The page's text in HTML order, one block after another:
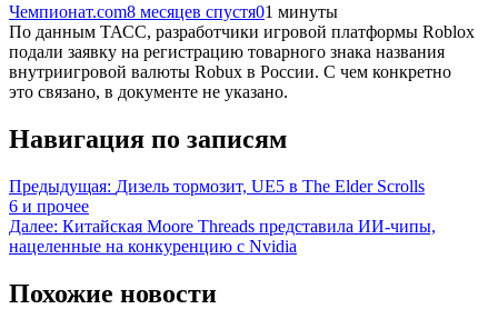
Чемпионат.com8 месяцев спустя01 минуты
По данным ТАСС, разработчики игровой платформы Roblox
подали заявку на регистрацию товарного знака названия
внутриигровой валюты Robux в России. С чем конкретно
это связано, в документе не указано.
Навигация по записям
Предыдущая: Дизель тормозит, UE5 в The Elder Scrolls
6 и прочее
Далее: Китайская Moore Threads представила ИИ-чипы,
нацеленные на конкуренцию с Nvidia
Похожие новости